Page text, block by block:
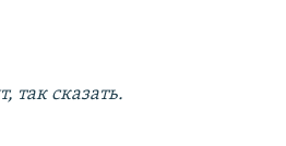
так сказать.